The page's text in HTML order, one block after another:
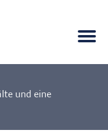
und eine